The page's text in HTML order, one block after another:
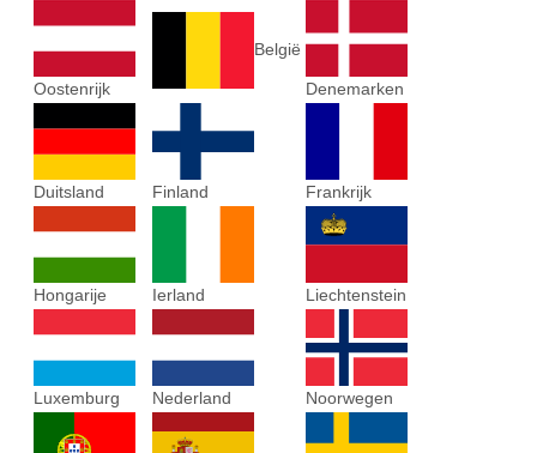
Oostenrijk
België
Denemarken
Duitsland Finland Frankrijk
Hongarije Ierland Liechtenstein
Luxemburg Nederland Noorwegen